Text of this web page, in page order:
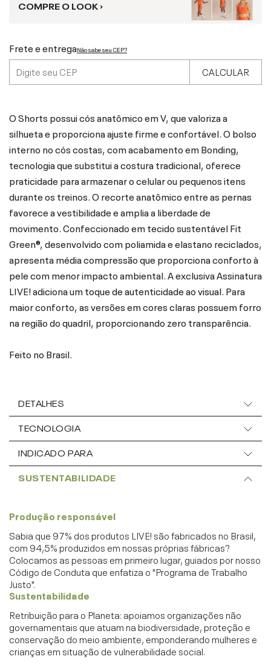
COMPRE O LOOK ›
Frete e entregaNão sabe seu CEP?
CALCULAR
O Shorts possui cós anatômico em V, que valoriza a
silhueta e proporciona ajuste firme e confortável. O bolso
interno no cós costas, com acabamento em Bonding,
tecnologia que substitui a costura tradicional, oferece
praticidade para armazenar o celular ou pequenos itens
durante os treinos. O recorte anatômico entre as pernas
favorece a vestibilidade e amplia a liberdade de
movimento. Confeccionado em tecido sustentável Fit
Green®, desenvolvido com poliamida e elastano reciclados,
apresenta média compressão que proporciona conforto à
pele com menor impacto ambiental. A exclusiva Assinatura
LIVE! adiciona um toque de autenticidade ao visual. Para
maior conforto, as versões em cores claras possuem forro
na região do quadril, proporcionando zero transparência.
Feito no Brasil.
DETALHES
TECNOLOGIA
INDICADO PARA
SUSTENTABILIDADE
Produção responsável
Sabia que 97% dos produtos LIVE! são fabricados no Brasil,
com 94,5% produzidos em nossas próprias fábricas?
Colocamos as pessoas em primeiro lugar, guiados por nosso
Código de Conduta que enfatiza o "Programa de Trabalho
Justo".
Sustentabilidade
Retribuição para o Planeta: apoiamos organizações não
governamentais que atuam na biodiversidade, proteção e
conservação do meio ambiente, emponderando mulheres e
crianças em situação de vulnerabilidade social.